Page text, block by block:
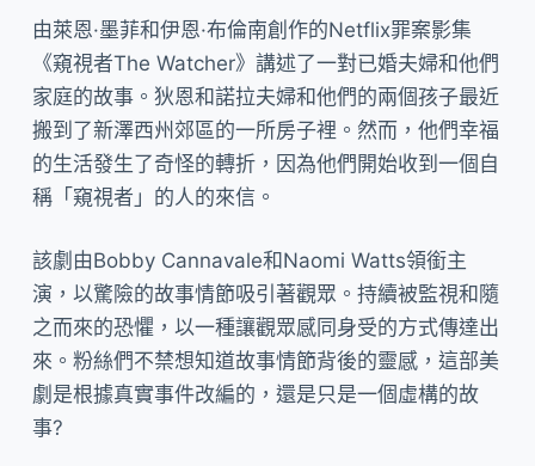
由萊恩·墨菲和伊恩·布倫南創作的Netflix罪案影集
《窺視者The Watcher》講述了一對已婚夫婦和他們
家庭的故事。狄恩和諾拉夫婦和他們的兩個孩子最近
搬到了新澤西州郊區的一所房子裡。然而，他們幸福
的生活發生了奇怪的轉折，因為他們開始收到一個自
稱「窺視者」的人的來信。
該劇由Bobby Cannavale和Naomi Watts領銜主
演，以驚險的故事情節吸引著觀眾。持續被監視和隨
之而來的恐懼，以一種讓觀眾感同身受的方式傳達出
來。粉絲們不禁想知道故事情節背後的靈感，這部美
劇是根據真實事件改編的，還是只是一個虛構的故
事?